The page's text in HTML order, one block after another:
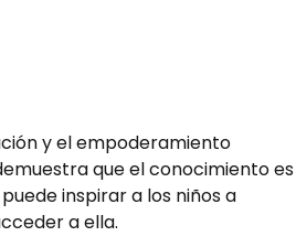
y el empoderamiento
que el conocimiento es
inspirar a los niños a
a ella.